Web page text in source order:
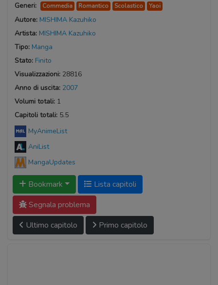
Generi:
Commedia Romantico Scolastico Yaoi
Autore: MISHIMA Kazuhiko
Artista: MISHIMA Kazuhiko
Tipo: Manga
Stato: Finito
Visualizzazioni: 28816
Anno di uscita: 2007
Volumi totali: 1
Capitoli totali: 5.5
MyAnimeList
AniList
MangaUpdates
Bookmark
Lista capitoli
Segnala problema
Ultimo capitolo
Primo capitolo